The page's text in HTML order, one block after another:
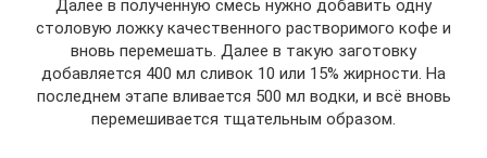
Далее в полученную смесь нужно добавить одну
столовую ложку качественного растворимого кофе и
вновь перемешать. Далее в такую заготовку
добавляется 400 мл сливок 10 или 15% жирности. На
последнем этапе вливается 500 мл водки, и всё вновь
перемешивается тщательным образом.